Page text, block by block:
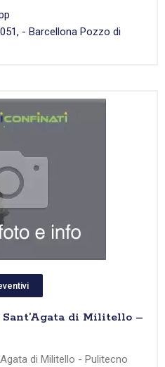
- Barcellona Pozzo di
di Militello –
di Militello - Pulitecno